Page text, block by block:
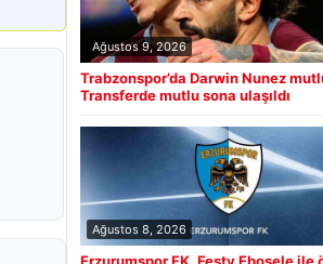
Ağustos 9, 2026
Trabzonspor’da Darwin Nunez
Transferde mutlu sona ulaşıldı
Ağustos 8, 2026